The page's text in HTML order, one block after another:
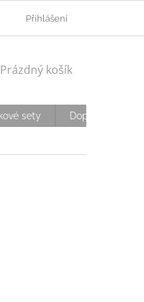
OVĚŘOVÁNÍ VĚKU
Přihlášení
NÁKUPNÍ
Prázdný košík
sety Doplňky